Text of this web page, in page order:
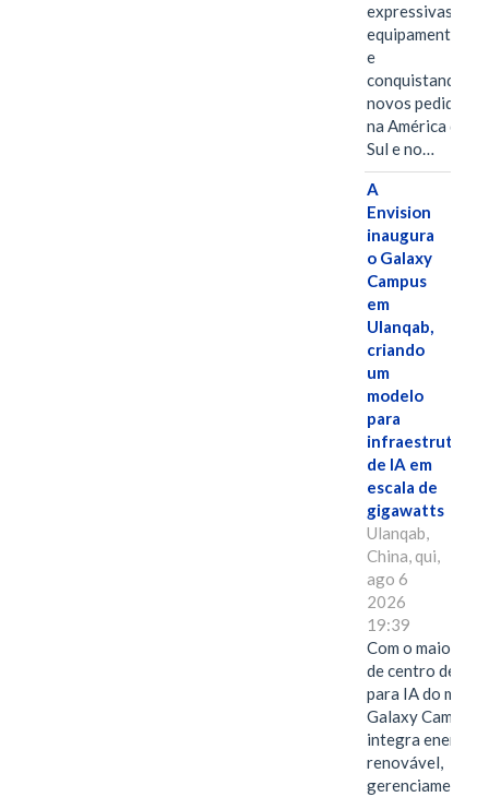
expressivas de
equipamentos
e
conquistando
novos pedidos
na América do
Sul e no…
A
Envision
inaugura
o Galaxy
Campus
em
Ulanqab,
criando
um
modelo
para
infraestrutura
de IA em
escala de
gigawatts
Ulanqab,
China, qui,
ago 6
2026
19:39
Com o maior
de centro de
para IA do
Galaxy Campus
integra energia
renovável,
gerenciamento